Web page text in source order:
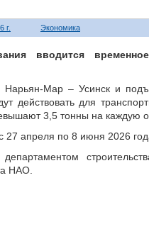
г. Экономика
вводится
Нарьян-Мар – Усинск и
действовать для
3,5 тонны на каждую
27 апреля по 8 июня 2026
НАО.